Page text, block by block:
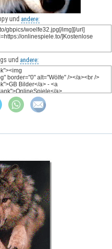
und andere:
und andere: